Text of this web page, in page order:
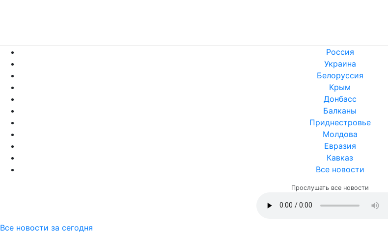
Россия
Украина
Белоруссия
Крым
Донбасс
Балканы
Приднестровье
Молдова
Евразия
Кавказ
Все новости
Прослушать все новости
Все новости за сегодня